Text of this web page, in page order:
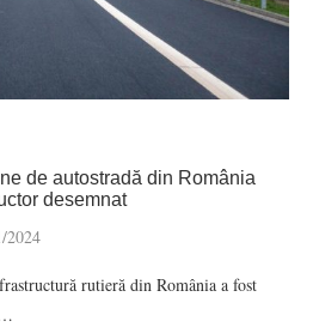
de autostradă din România
desemnat
2024
rutieră din România a fost